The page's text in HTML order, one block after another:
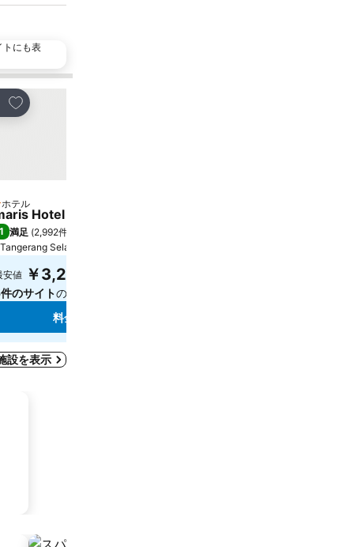
トにも表
ア
お気に入りに追加
テルのランク
ホテル
Hotel Serpong Tangerang
満足 (2,992件の評価
Tangerang Selatan, 街の中心まで7.5 km
安値 ￥3,208
のサイトの料金を表示
料金を表示
設を表示